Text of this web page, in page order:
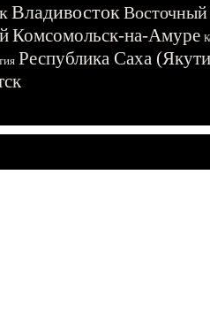
Владивосток
Комсомольск-на-Амуре
Республика Саха